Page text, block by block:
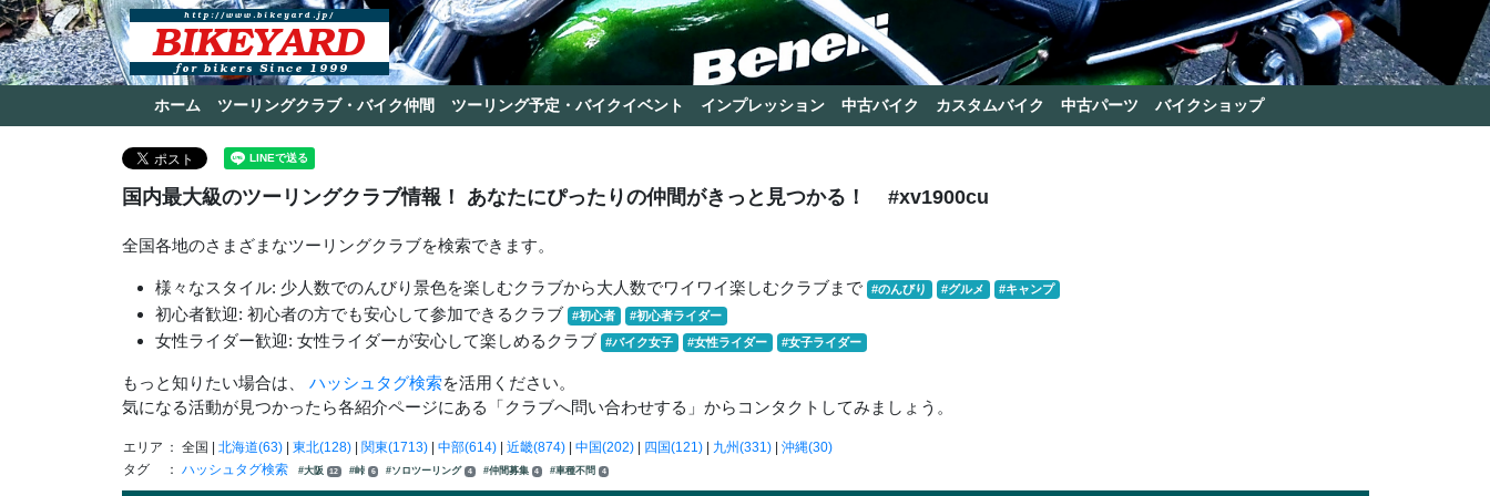
ホーム ツーリングクラブ・バイク仲間 ツーリング予定・バイクイベント インプレッション 中古バイク カスタムバイク 中古パーツ バイクショップ
国内最大級のツーリングクラブ情報！ あなたにぴったりの仲間がきっと見つかる！ #xv1900cu
全国各地のさまざまなツーリングクラブを検索できます。
様々なスタイル: 少人数でのんびり景色を楽しむクラブから大人数でワイワイ楽しむクラブまで #のんびり #グルメ #キャンプ
初心者歓迎: 初心者の方でも安心して参加できるクラブ #初心者 #初心者ライダー
女性ライダー歓迎: 女性ライダーが安心して楽しめるクラブ #バイク女子 #女性ライダー #女子ライダー
もっと知りたい場合は、 ハッシュタグ検索を活用ください。
気になる活動が見つかったら各紹介ページにある「クラブへ問い合わせする」からコンタクトしてみましょう。
エリア ： 全国 | 北海道(63)| 東北(128)| 関東(1713)| 中部(614)| 近畿(874)| 中国(202)| 四国(121)| 九州(331)| 沖縄(30)
タグ
： ハッシュタグ検索 #大阪 12 #峠 6 #ソロツーリング 4 #仲間募集 4 #車種不問 4